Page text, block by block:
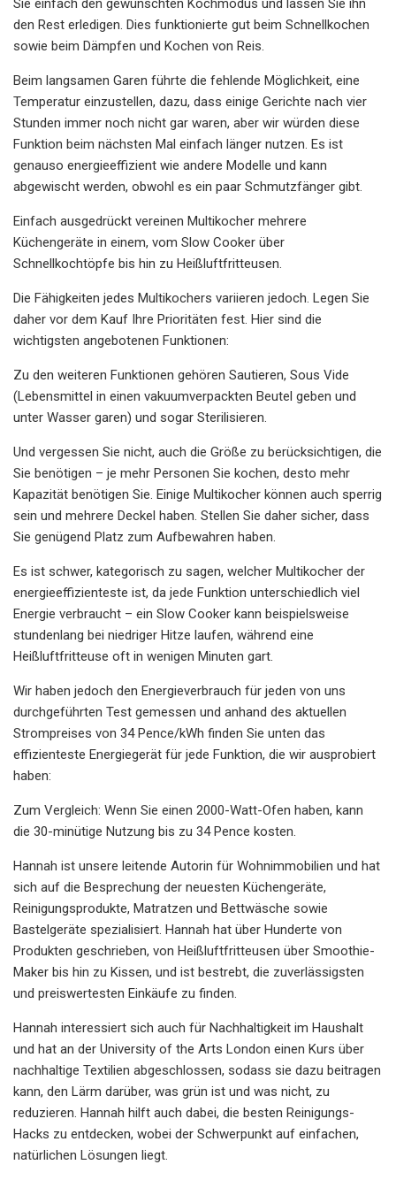
Sie einfach den gewünschten Kochmodus und lassen Sie ihn
den Rest erledigen. Dies funktionierte gut beim Schnellkochen
sowie beim Dämpfen und Kochen von Reis.
Beim langsamen Garen führte die fehlende Möglichkeit, eine
Temperatur einzustellen, dazu, dass einige Gerichte nach vier
Stunden immer noch nicht gar waren, aber wir würden diese
Funktion beim nächsten Mal einfach länger nutzen. Es ist
genauso energieeffizient wie andere Modelle und kann
abgewischt werden, obwohl es ein paar Schmutzfänger gibt.
Einfach ausgedrückt vereinen Multikocher mehrere
Küchengeräte in einem, vom Slow Cooker über
Schnellkochtöpfe bis hin zu Heißluftfritteusen.
Die Fähigkeiten jedes Multikochers variieren jedoch. Legen Sie
daher vor dem Kauf Ihre Prioritäten fest. Hier sind die
wichtigsten angebotenen Funktionen:
Zu den weiteren Funktionen gehören Sautieren, Sous Vide
(Lebensmittel in einen vakuumverpackten Beutel geben und
unter Wasser garen) und sogar Sterilisieren.
Und vergessen Sie nicht, auch die Größe zu berücksichtigen, die
Sie benötigen – je mehr Personen Sie kochen, desto mehr
Kapazität benötigen Sie. Einige Multikocher können auch sperrig
sein und mehrere Deckel haben. Stellen Sie daher sicher, dass
Sie genügend Platz zum Aufbewahren haben.
Es ist schwer, kategorisch zu sagen, welcher Multikocher der
energieeffizienteste ist, da jede Funktion unterschiedlich viel
Energie verbraucht – ein Slow Cooker kann beispielsweise
stundenlang bei niedriger Hitze laufen, während eine
Heißluftfritteuse oft in wenigen Minuten gart.
Wir haben jedoch den Energieverbrauch für jeden von uns
durchgeführten Test gemessen und anhand des aktuellen
Strompreises von 34 Pence/kWh finden Sie unten das
effizienteste Energiegerät für jede Funktion, die wir ausprobiert
haben:
Zum Vergleich: Wenn Sie einen 2000-Watt-Ofen haben, kann
die 30-minütige Nutzung bis zu 34 Pence kosten.
Hannah ist unsere leitende Autorin für Wohnimmobilien und hat
sich auf die Besprechung der neuesten Küchengeräte,
Reinigungsprodukte, Matratzen und Bettwäsche sowie
Bastelgeräte spezialisiert. Hannah hat über Hunderte von
Produkten geschrieben, von Heißluftfritteusen über Smoothie-
Maker bis hin zu Kissen, und ist bestrebt, die zuverlässigsten
und preiswertesten Einkäufe zu finden.
Hannah interessiert sich auch für Nachhaltigkeit im Haushalt
und hat an der University of the Arts London einen Kurs über
nachhaltige Textilien abgeschlossen, sodass sie dazu beitragen
kann, den Lärm darüber, was grün ist und was nicht, zu
reduzieren. Hannah hilft auch dabei, die besten Reinigungs-
Hacks zu entdecken, wobei der Schwerpunkt auf einfachen,
natürlichen Lösungen liegt.